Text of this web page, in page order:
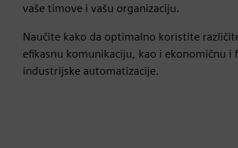
vaše timove i vašu organizaciju.
Naučite kako da optimalno koristite
efikasnu komunikaciju, kao i ekonomičnu
industrijske automatizacije.